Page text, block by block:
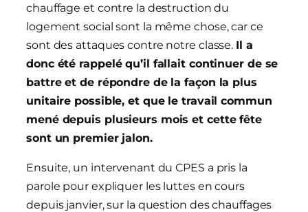
chauffage et contre la destruction du
logement social sont la même chose, car ce
sont des attaques contre notre classe. Il a
donc été rappelé qu’il fallait continuer de se
battre et de répondre de la façon la plus
unitaire possible, et que le travail commun
mené depuis plusieurs mois et cette fête
sont un premier jalon.
Ensuite, un intervenant du CPES a pris la
parole pour expliquer les luttes en cours
depuis janvier, sur la question des chauffages